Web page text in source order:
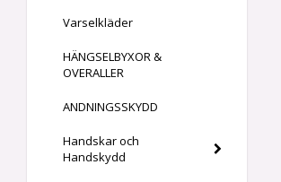
Varselkläder
HÄNGSELBYXOR &
OVERALLER
ANDNINGSSKYDD
Handskar och
Handskydd